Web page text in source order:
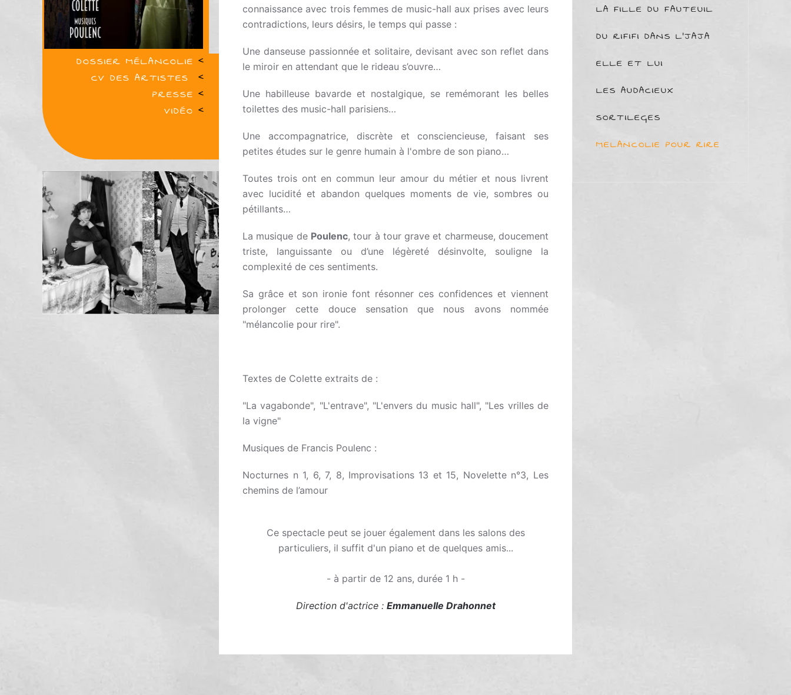
DOSSIER MÉLANCOLIE <
CV DES ARTISTES
<
PRESSE <
VIDÉO <
connaissance avec trois femmes de music-hall aux prises avec leurs
contradictions, leurs désirs, le temps qui passe :
Une danseuse passionnée et solitaire, devisant avec son reflet dans
le miroir en attendant que le rideau s’ouvre…
Une habilleuse bavarde et nostalgique, se remémorant les belles
toilettes des music-hall parisiens…
Une accompagnatrice, discrète et consciencieuse, faisant ses
petites études sur le genre humain à l'ombre de son piano…
Toutes trois ont en commun leur amour du métier et nous livrent
avec lucidité et abandon quelques moments de vie, sombres ou
pétillants…
La musique de Poulenc, tour à tour grave et charmeuse, doucement
triste, languissante ou d’une légèreté désinvolte, souligne la
complexité de ces sentiments.
Sa grâce et son ironie font résonner ces confidences et viennent
prolonger cette douce sensation que nous avons nommée
"mélancolie pour rire".
Textes de Colette extraits de :
"La vagabonde", "L'entrave", "L'envers du music hall", "Les vrilles de
la vigne"
Musiques de Francis Poulenc :
Nocturnes n 1, 6, 7, 8, Improvisations 13 et 15, Novelette n°3, Les
chemins de l’amour
Ce spectacle peut se jouer également dans les salons des
particuliers, il suffit d'un piano et de quelques amis...
- à partir de 12 ans, durée 1 h -
Direction d'actrice : Emmanuelle Drahonnet
LA FILLE DU FAUTEUIL
DU RIFIFI DANS L'JAJA
ELLE ET LUI
LES AUDACIEUX
SORTILEGES
MELANCOLIE POUR RIRE